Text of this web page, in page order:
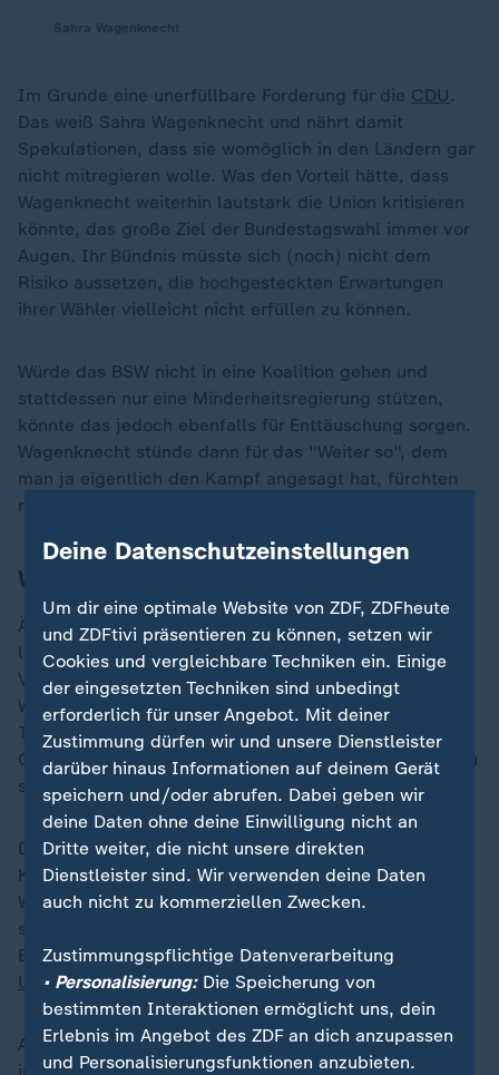
Im Grunde eine unerfüllbare Forderung für die CDU .
Das weiß Sahra Wagenknecht und nährt damit
Spekulationen, dass sie womöglich in den Ländern gar
nicht mitregieren wolle. Was den Vorteil hätte, dass
Wagenknecht weiterhin lautstark die Union kritisieren
könnte, das große Ziel der Bundestagswahl immer vor
Augen. Ihr Bündnis müsste sich (noch) nicht dem
Risiko aussetzen, die hochgesteckten Erwartungen
ihrer Wähler vielleicht nicht erfüllen zu können.
Würde das BSW nicht in eine Koalition gehen und
stattdessen nur eine Minderheitsregierung stützen,
könnte das jedoch ebenfalls für Enttäuschung sorgen.
Wagenknecht stünde dann für das "Weiter so", dem
man ja eigentlich den Kampf angesagt hat, fürchten
manche in den Ländern.
Warten auf den Anruf
Äußerlich gibt sich das BSW betont gelassen, der Ball
liege nun erstmal bei der CDU. Von dort kontert Mario
Voigt die erneuten außenpolitischen Forderungen der
Wagenknecht-Truppe scharf: "Weltpolitik wird nicht in
Thüringen entschieden." Er kündigt dennoch
Gespräche mit BSW und SPD an, um Schnittmengen zu
suchen.
Dem sächsischen Ministerpräsident Michael
Kretschmer könnte es theoretisch leichter fallen, über
Wagenknechts Stöckchen zu springen, fordert er doch
seit längerem ebenfalls mehr diplomatische
Bemühungen, um den russischenAngriffskrieg auf die
Ukrainemöglichst schnell zu beenden.
Aber auch wenn Kretschmer am Morgen nach der Wahl
Deine Datenschutzeinstellungen
Um dir eine optimale Website von ZDF, ZDFheute
und ZDFtivi präsentieren zu können, setzen wir
Cookies und vergleichbare Techniken ein. Einige
der eingesetzten Techniken sind unbedingt
erforderlich für unser Angebot. Mit deiner
Zustimmung dürfen wir und unsere Dienstleister
darüber hinaus Informationen auf deinem Gerät
speichern und/oder abrufen. Dabei geben wir
deine Daten ohne deine Einwilligung nicht an
Dritte weiter, die nicht unsere direkten
Dienstleister sind. Wir verwenden deine Daten
auch nicht zu kommerziellen Zwecken.
Zustimmungspflichtige Datenverarbeitung
• Personalisierung:Die Speicherung von
bestimmten Interaktionen ermöglicht uns, dein
Erlebnis im Angebot des ZDF an dich anzupassen
und Personalisierungsfunktionen anzubieten.